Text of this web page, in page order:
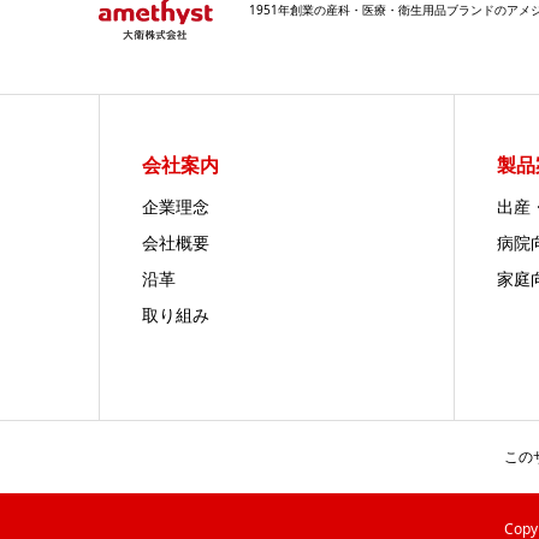
1951年創業の産科・医療・衛生用品ブランドのアメ
会社案内
企業理念
会社概要
沿革
取り組み
製
出産
病院
家庭
この